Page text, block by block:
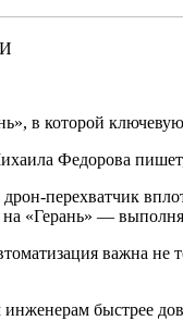
в которой
Федорова пишет,
перехватчик
на «Герань» —
важна
быстрее